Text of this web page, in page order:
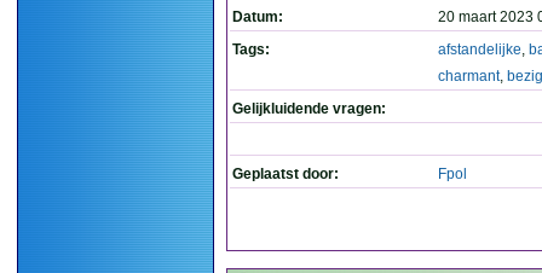
Datum:
20 maart 2023
Tags:
afstandelijke,
charmant, bezig
Gelijkluidende vragen:
Geplaatst door: Fpol